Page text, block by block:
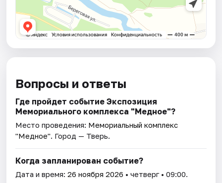
Вопросы и ответы
Где пройдет событие Экспозиция
Мемориального комплекса "Медное"?
Место проведения: Мемориальный комплекс
"Медное". Город — Тверь.
Когда запланирован событие?
Дата и время:26 ноября 2026 • четверг • 09:00.